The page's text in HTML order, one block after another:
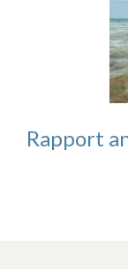
Rapport